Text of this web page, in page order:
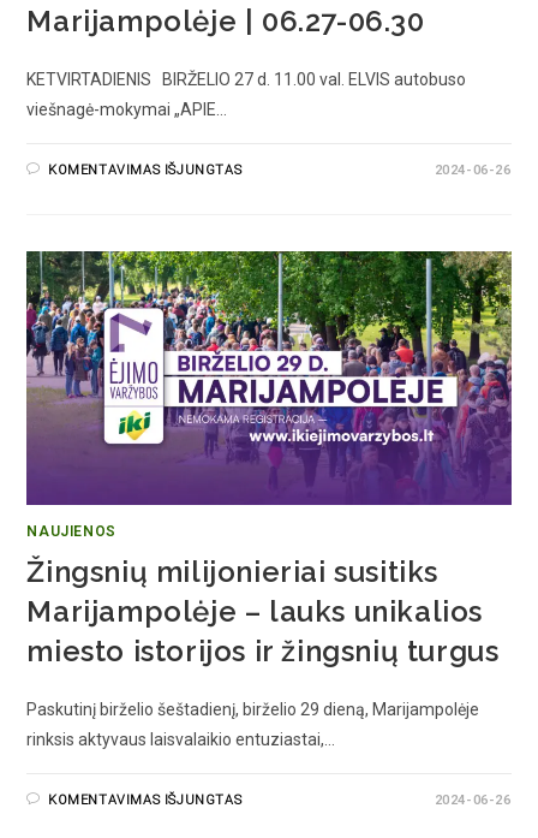
Marijampolėje | 06.27-06.30
KETVIRTADIENIS BIRŽELIO 27 d. 11.00 val. ELVIS autobuso
viešnagė-mokymai „APIE…
KOMENTAVIMAS IŠJUNGTAS 2024-06-26
NAUJIENOS
Žingsnių milijonieriai susitiks
Marijampolėje – lauks unikalios
miesto istorijos ir žingsnių turgus
Paskutinį birželio šeštadienį, birželio 29 dieną, Marijampolėje
rinksis aktyvaus laisvalaikio entuziastai,…
KOMENTAVIMAS IŠJUNGTAS 2024-06-26